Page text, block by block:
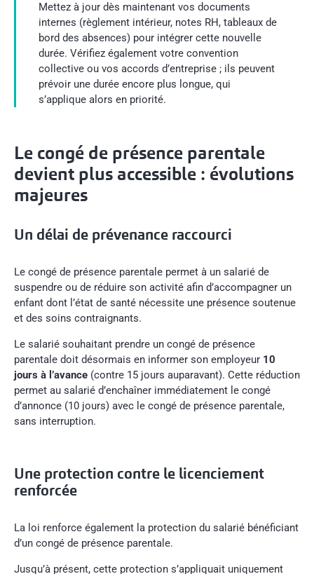
Mettez à jour dès maintenant vos documents
internes (règlement intérieur, notes RH, tableaux de
bord des absences) pour intégrer cette nouvelle
durée. Vérifiez également votre convention
collective ou vos accords d’entreprise ; ils peuvent
prévoir une durée encore plus longue, qui
s’applique alors en priorité.
Le congé de présence parentale
devient plus accessible : évolutions
majeures
Un délai de prévenance raccourci
Le congé de présence parentale permet à un salarié de
suspendre ou de réduire son activité afin d’accompagner un
enfant dont l’état de santé nécessite une présence soutenue
et des soins contraignants.
Le salarié souhaitant prendre un congé de présence
parentale doit désormais en informer son employeur 10
jours à l’avance (contre 15 jours auparavant). Cette réduction
permet au salarié d’enchaîner immédiatement le congé
d’annonce (10 jours) avec le congé de présence parentale,
sans interruption.
Une protection contre le licenciement
renforcée
La loi renforce également la protection du salarié bénéficiant
d’un congé de présence parentale.
Jusqu’à présent, cette protection s’appliquait uniquement